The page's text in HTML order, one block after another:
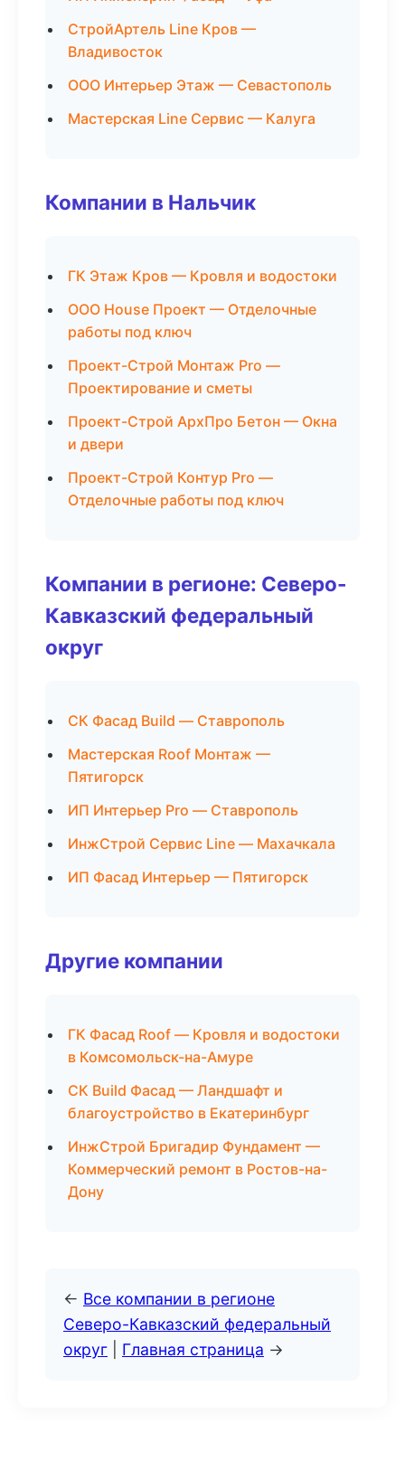
СтройАртель Line Кров —
Владивосток
ООО Интерьер Этаж — Севастополь
Мастерская Line Сервис — Калуга
Компании в Нальчик
ГК Этаж Кров — Кровля и водостоки
ООО House Проект — Отделочные
работы под ключ
Проект-Строй Монтаж Pro —
Проектирование и сметы
Проект-Строй АрхПро Бетон — Окна
и двери
Проект-Строй Контур Pro —
Отделочные работы под ключ
Компании в регионе: Северо-
Кавказский федеральный
округ
СК Фасад Build — Ставрополь
Мастерская Roof Монтаж —
Пятигорск
ИП Интерьер Pro — Ставрополь
ИнжСтрой Сервис Line — Махачкала
ИП Фасад Интерьер — Пятигорск
Другие компании
ГК Фасад Roof — Кровля и водостоки
в Комсомольск-на-Амуре
СК Build Фасад — Ландшафт и
благоустройство в Екатеринбург
ИнжСтрой Бригадир Фундамент —
Коммерческий ремонт в Ростов-на-
Дону
← Все компании в регионе
Северо-Кавказский федеральный
округ
Главная страница →